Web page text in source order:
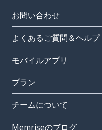
お問い合わせ
よくあるご質問＆ヘルプ
モバイルアプリ
プラン
チームについて
Memriseのブログ